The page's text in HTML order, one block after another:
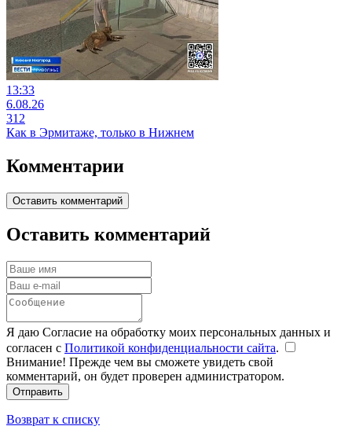
13:33
6.08.26
312
Как в Эрмитаже, только в Нижнем
Комментарии
Оставить комментарий
Оставить комментарий
Я даю Согласие на обработку моих персональных данных и
согласен с Политикой конфиденциальности сайта.
Внимание! Прежде чем вы сможете увидеть свой
комментарий, он будет проверен администратором.
Отправить
Возврат к списку